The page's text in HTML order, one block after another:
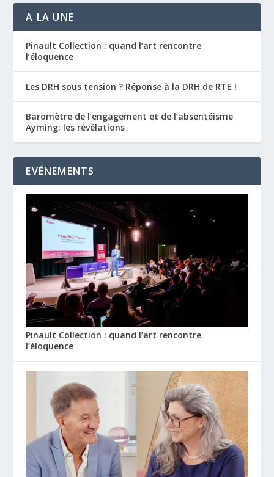
A LA UNE
Pinault Collection : quand l’art rencontre
l’éloquence
Les DRH sous tension ? Réponse à la DRH de RTE !
Baromètre de l’engagement et de l’absentéisme
Ayming: les révélations
EVÉNEMENTS
Pinault Collection : quand l’art rencontre
l’éloquence